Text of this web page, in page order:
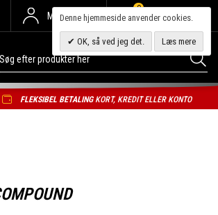
Min Konto
0
FLEKSIBEL BETALING KORT, KREDIT ELLER KONTO
Denne hjemmeside anvender cookies.
OK, så ved jeg det. Læs mere